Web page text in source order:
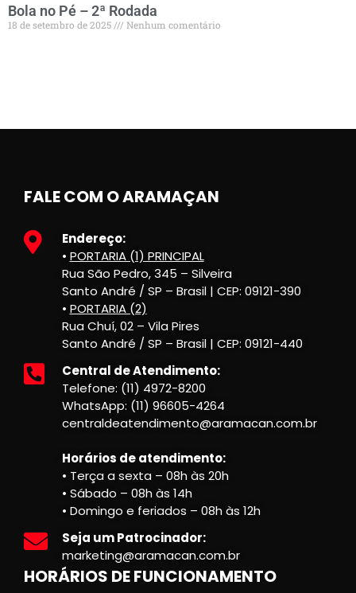
Bola no Pé – 2ª Rodada
18 de setembro de 2025 Nenhum comentário
FALE COM O ARAMAÇAN
Endereço:
• PORTARIA (1) PRINCIPAL
Rua São Pedro, 345 – Silveira
Santo André / SP – Brasil | CEP: 09121-390
• PORTARIA (2)
Rua Chuí, 02 – Vila Pires
Santo André / SP – Brasil | CEP: 09121-440
Central de Atendimento:
Telefone: (11) 4972-8200
WhatsApp: (11) 96605-4264
centraldeatendimento@aramacan.com.br
Horários de atendimento:
• Terça a sexta – 08h às 20h
• Sábado – 08h às 14h
• Domingo e feriados – 08h às 12h
Seja um Patrocinador:
marketing@aramacan.com.br
HORÁRIOS DE FUNCIONAMENTO